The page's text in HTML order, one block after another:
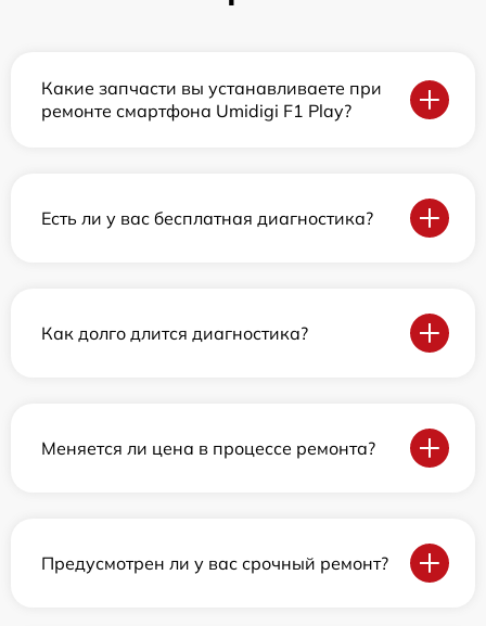
Какие запчасти вы устанавливаете при
ремонте смартфона Umidigi F1 Play?
Есть ли у вас бесплатная диагностика?
Как долго длится диагностика?
Меняется ли цена в процессе ремонта?
Предусмотрен ли у вас срочный ремонт?